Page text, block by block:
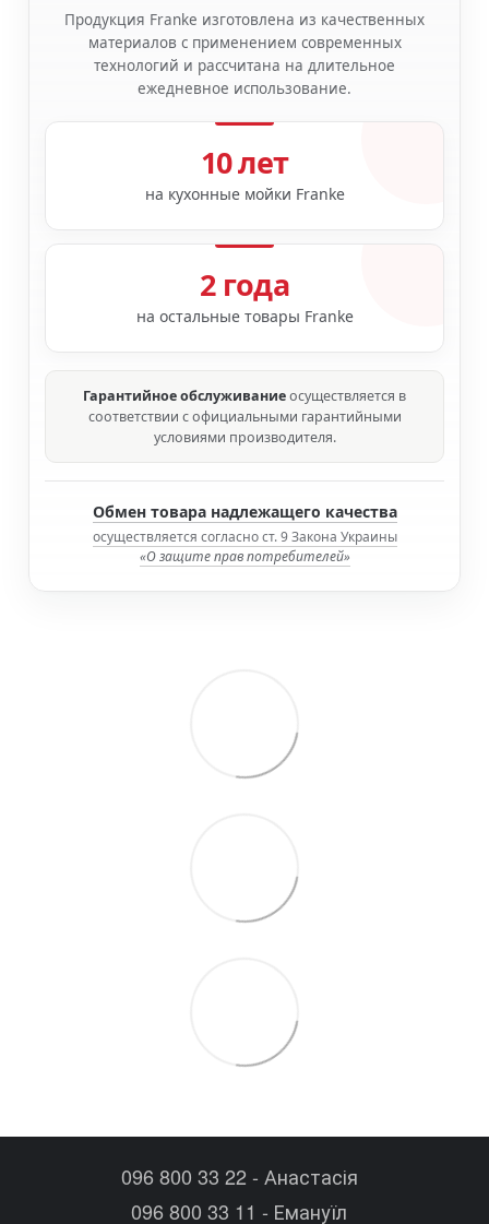
Продукция Franke изготовлена из качественных
материалов с применением современных
технологий и рассчитана на длительное
ежедневное использование.
10 лет
на кухонные мойки Franke
2 года
на остальные товары Franke
Гарантийное обслуживаниеосуществляется в
соответствии с официальными гарантийными
условиями производителя.
Обмен товара надлежащего качества
осуществляется согласно ст. 9 Закона Украины
«О защите прав потребителей»
096 800 33 22 - Анастасія
096 800 33 11 - Емануїл